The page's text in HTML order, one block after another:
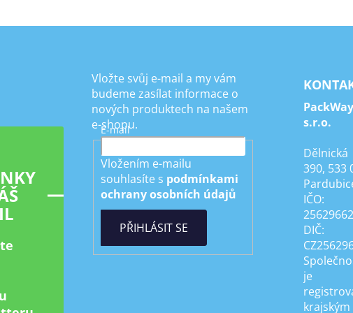
Vložte svůj e-mail a my vám
budeme zasílat informace o
nových produktech na našem
e-shopu.
E-mail
Vložením e-mailu
souhlasíte s podmínkami
ochrany osobních údajů
PŘIHLÁSIT SE
PackWay
s.r.o.
Dělnická
390, 533
IČO:
DIČ:
je
krajským